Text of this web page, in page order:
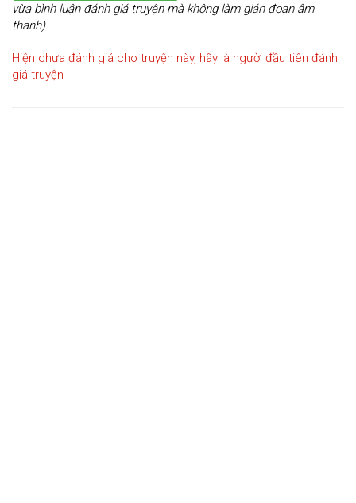
vừa bình luận đánh giá truyện mà không làm gián đoạn âm
thanh)
Hiện chưa đánh giá cho truyện này, hãy là người đầu tiên đánh
giá truyện